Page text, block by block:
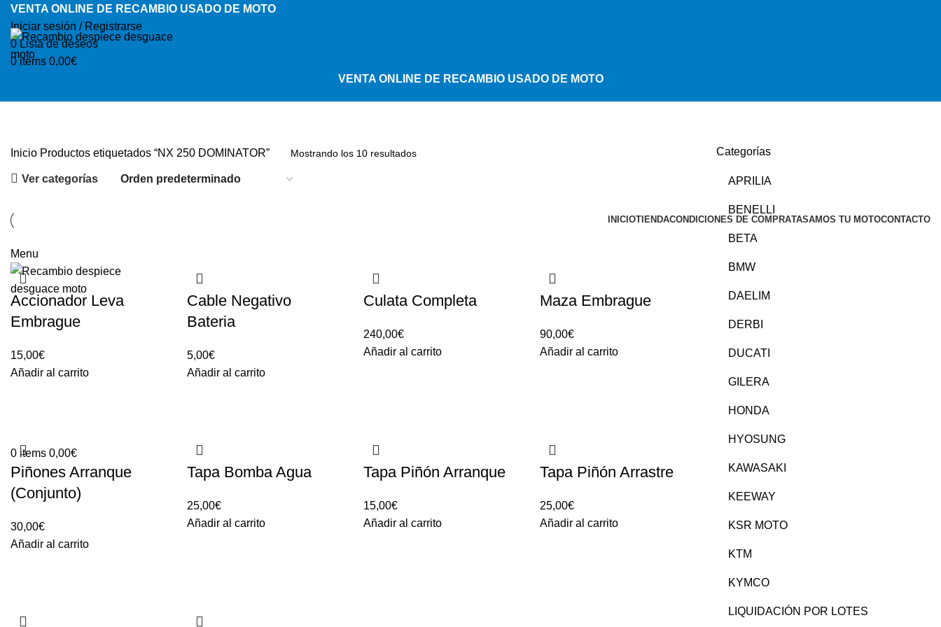
VENTA ONLINE DE RECAMBIO USADO DE MOTO
Iniciar sesión / Registrarse
0 Lista de deseos
0items 0,00€
VENTA ONLINE DE RECAMBIO USADO DE MOTO
INICIOTIENDACONDICIONES DE COMPRATASAMOS TU MOTOCONTACTO
Menu
0 items 0,00€
Categorías
APRILIA
BENELLI
BETA
BMW
DAELIM
DERBI
DUCATI
GILERA
HONDA
HYOSUNG
KAWASAKI
KEEWAY
KSR MOTO
KTM
KYMCO
LIQUIDACIÓN POR LOTES
Inicio Productos etiquetados “NX 250 DOMINATOR” Mostrando los 10 resultados
Ver categorías
Accionador Leva
Embrague
15,00€
Añadir al carrito
Cable Negativo
Bateria
5,00€
Añadir al carrito
Culata Completa
240,00€
Añadir al carrito
Maza Embrague
90,00€
Añadir al carrito
Piñones Arranque
(Conjunto)
30,00€
Añadir al carrito
Tapa Bomba Agua
25,00€
Añadir al carrito
Tapa Piñón Arranque
15,00€
Añadir al carrito
Tapa Piñón Arrastre
25,00€
Añadir al carrito